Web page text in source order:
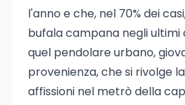
l'anno e che, nel 70% dei
bufala campana negli ultimi
quel pendolare urbano,
provenienza, che si rivolge
affissioni nel metrò della